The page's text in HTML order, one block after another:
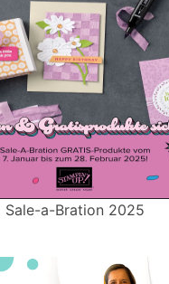
Sale-a-Bration 2025